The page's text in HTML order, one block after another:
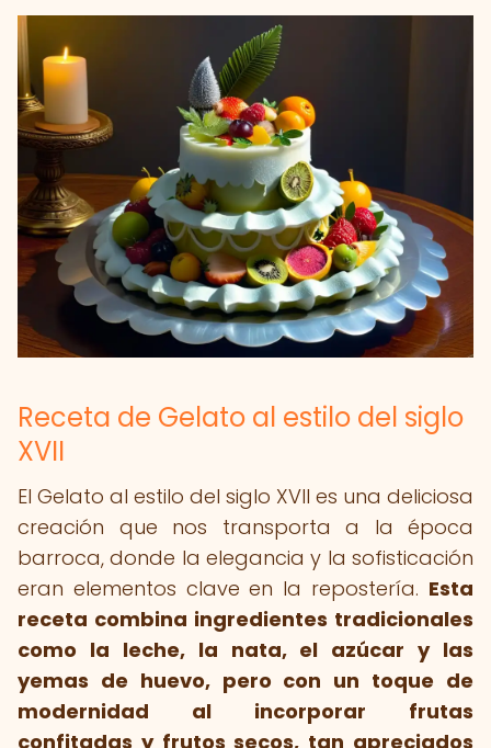
Receta de Gelato al estilo del siglo
XVII
El Gelato al estilo del siglo XVII es una deliciosa
creación que nos transporta a la época
barroca, donde la elegancia y la sofisticación
eran elementos clave en la repostería. Esta
receta combina ingredientes tradicionales
como la leche, la nata, el azúcar y las
yemas de huevo, pero con un toque de
modernidad al incorporar frutas
confitadas y frutos secos, tan apreciados